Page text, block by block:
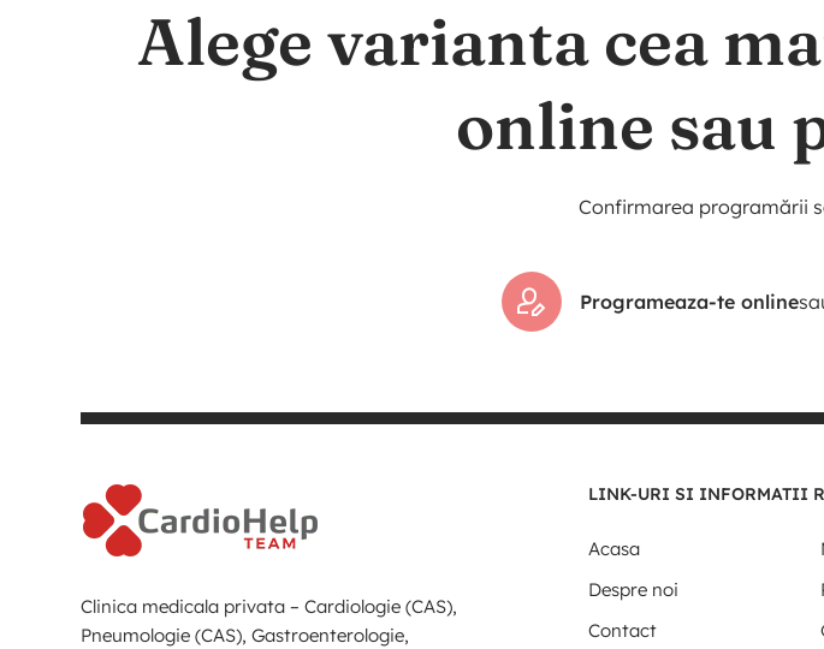
Alege varianta cea
online sau
Confirmarea programării
Programeaza-te online
Clinica medicala privata – Cardiologie (CAS),
Pneumologie (CAS), Gastroenterologie,
LINK-URI SI INFORMATII
Acasa
Despre noi
Contact